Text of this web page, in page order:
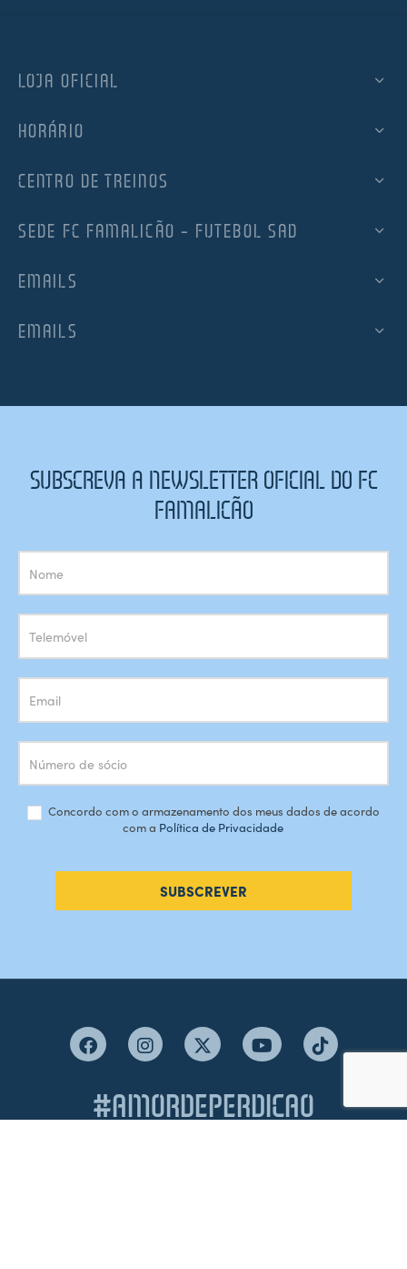
LOJA OFICIAL
HORÁRIO
CENTRO DE TREINOS
SEDE FC FAMALICÃO – FUTEBOL SAD
EMAILS
EMAILS
SUBSCREVA A NEWSLETTER OFICIAL DO FC
FAMALICÃO
Subscrição
Newsletter
Concordo com o armazenamento dos meus dados de acordo
com a Política de Privacidade
SUBSCREVER
#AMORDEPERDICAO